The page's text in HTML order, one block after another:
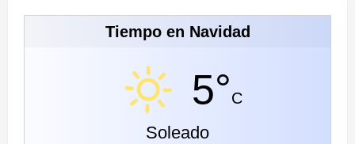
Tiempo en Navidad
5°C
Soleado